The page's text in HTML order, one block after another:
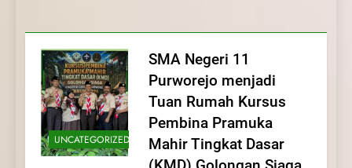
dan Pengabdian Generasi
Pramuka
Pramuka
Kepedulian
UNCATEGORIZED
SMA Negeri 11
Purworejo menjadi
Tuan Rumah Kursus
Pembina Pramuka
Mahir Tingkat Dasar